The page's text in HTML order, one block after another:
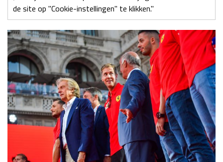
de site op "Cookie-instellingen" te klikken."